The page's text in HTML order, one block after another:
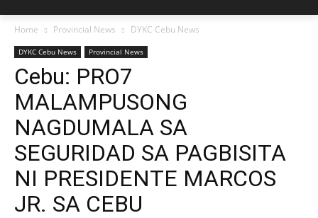
Home Provincial News DYKC Cebu News
DYKC Cebu News Provincial News
Cebu: PRO7
MALAMPUSONG
NAGDUMALA SA
SEGURIDAD SA PAGBISITA
NI PRESIDENTE MARCOS
JR. SA CEBU